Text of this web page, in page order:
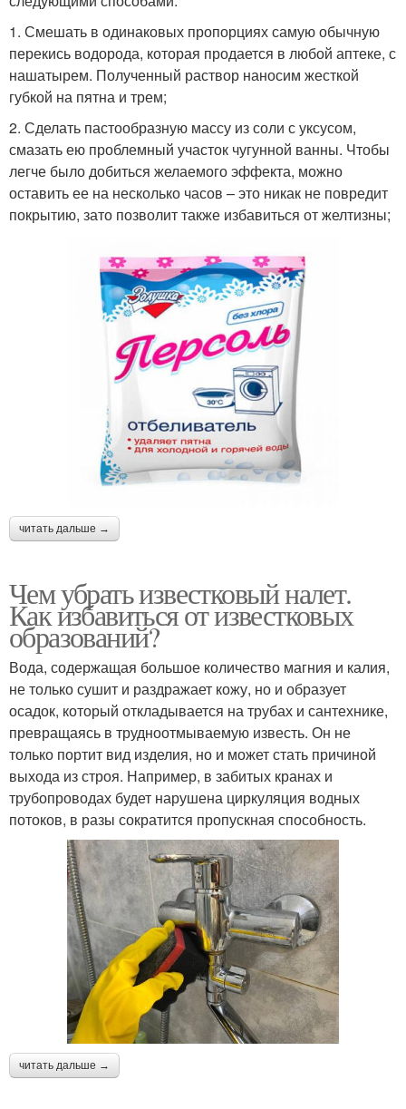
1. Смешать в одинаковых пропорциях самую обычную
перекись водорода, которая продается в любой аптеке, с
нашатырем. Полученный раствор наносим жесткой
губкой на пятна и трем;
2. Сделать пастообразную массу из соли с уксусом,
смазать ею проблемный участок чугунной ванны. Чтобы
легче было добиться желаемого эффекта, можно
оставить ее на несколько часов – это никак не повредит
покрытию, зато позволит также избавиться от желтизны;
читать дальше →
Чем убрать известковый налет.
Как избавиться от известковых
образований?
Вода, содержащая большое количество магния и калия,
не только сушит и раздражает кожу, но и образует
осадок, который откладывается на трубах и сантехнике,
превращаясь в трудноотмываемую известь. Он не
только портит вид изделия, но и может стать причиной
выхода из строя. Например, в забитых кранах и
трубопроводах будет нарушена циркуляция водных
потоков, в разы сократится пропускная способность.
читать дальше →